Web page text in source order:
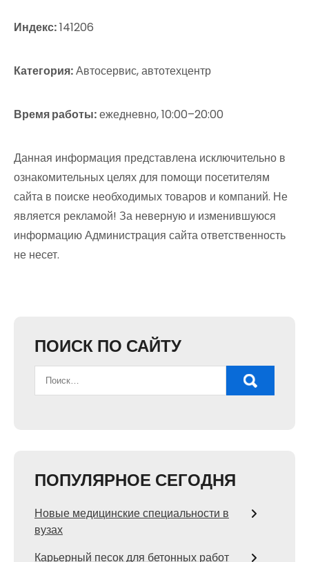
Индекс:141206
Категория:Автосервис, автотехцентр
Время работы:ежедневно, 10:00–20:00
Данная информация представлена исключительно в
ознакомительных целях для помощи посетителям
сайта в поиске необходимых товаров и компаний. Не
является рекламой! За неверную и изменившуюся
информацию Администрация сайта ответственность
не несет.
ПОИСК ПО САЙТУ
ПОПУЛЯРНОЕ СЕГОДНЯ
Новые медицинские специальности в
вузах
Карьерный песок для бетонных работ